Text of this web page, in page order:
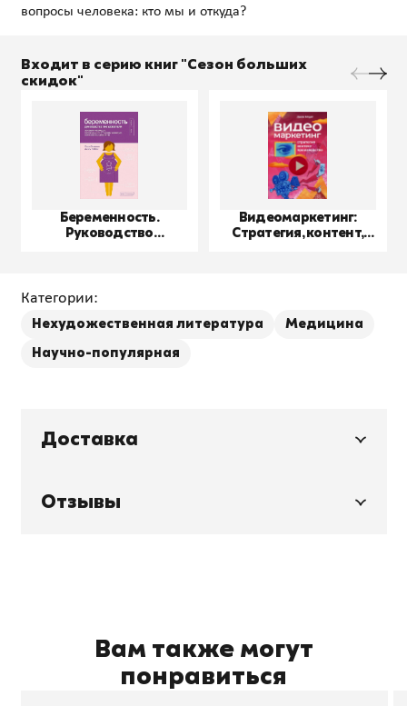
вопросы человека: кто мы и откуда?
Входит в серию книг "Сезон больших
скидок"
Беременность.
Руководство
Видеомаркетинг:
Стратегия, контент,
Категории:
Нехудожественная литература
Медицина
Научно-популярная
Доставка
Отзывы
Вам также могут
понравиться